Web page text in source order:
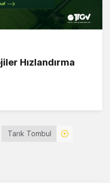
Hızlandırma
Tarık Tombul